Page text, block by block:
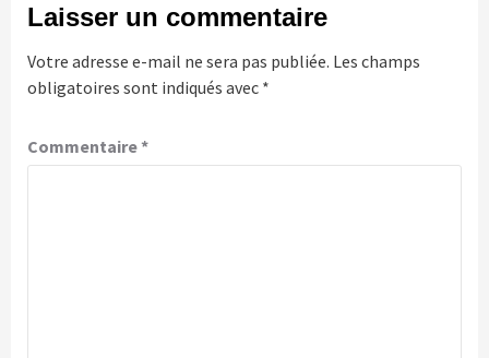
Laisser un commentaire
Votre adresse e-mail ne sera pas publiée. Les champs
obligatoires sont indiqués avec *
Commentaire*